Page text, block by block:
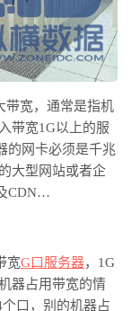
带宽，通常是指机
带宽1G以上的服
的网卡必须是千兆
大型网站或者企
CDN…
宽G口服务器， 1G
器占用带宽的情
口，别的机器占